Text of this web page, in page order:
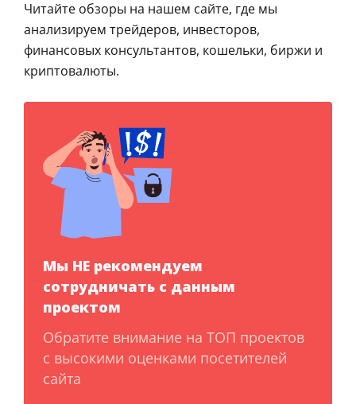
Читайте обзоры на нашем сайте, где мы
анализируем трейдеров, инвесторов,
финансовых консультантов, кошельки, биржи и
криптовалюты.
Мы НЕ рекомендуем
сотрудничать с данным
проектом
Обратите внимание на ТОП проектов
с высокими оценками посетителей
сайта